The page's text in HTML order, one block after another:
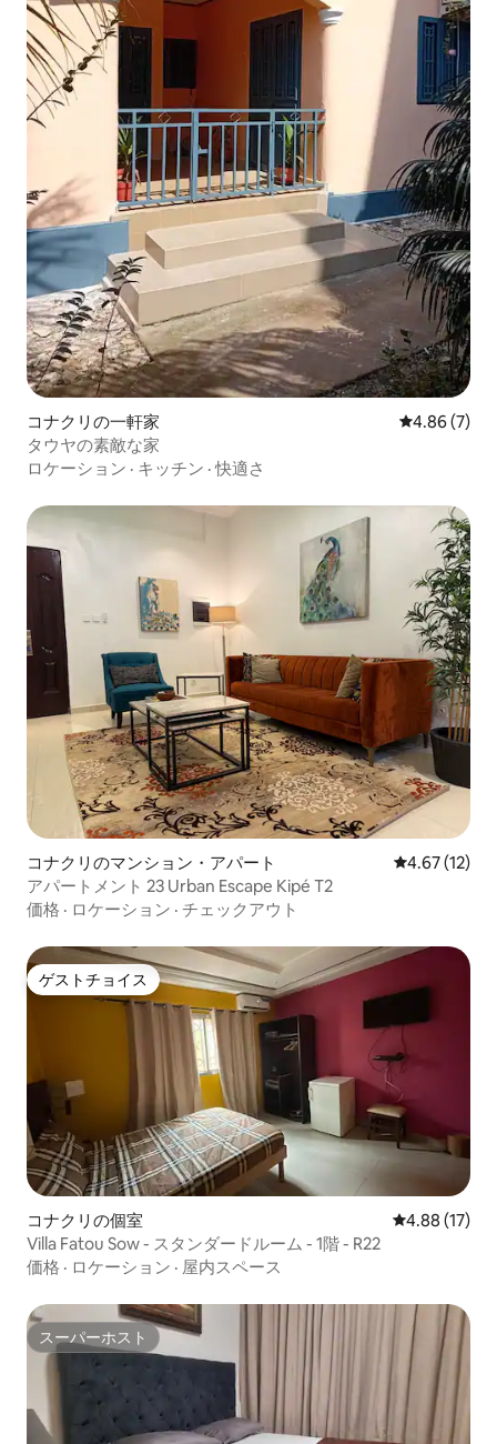
コナクリの一軒家 レビュー7
4.86 (7)
タウヤの素敵な家
ロケーション · キッチン ·快適さ
コナクリのマンション・アパート レビュー12
4.67 (12)
アパートメント 23 Urban Escape Kipé T2
価格 · ロケーション · チェックアウト
ゲストチョイス
ゲストチョイス
コナクリの個室 レビュー17
4.88 (17)
Villa Fatou Sow - スタンダードルーム - 1階 - R22
価格 · ロケーション · 屋内スペース
スーパーホスト
スーパーホスト